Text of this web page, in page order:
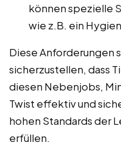
können spezielle
wie z.B. ein
Diese Anforderungen
sicherzustellen, dass
diesen Nebenjobs,
Twist effektiv und
hohen Standards der
erfüllen.